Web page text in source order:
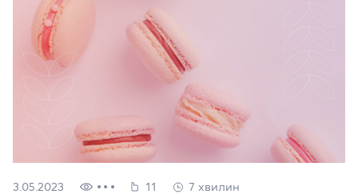
3.05.2023 11 7 хвилин